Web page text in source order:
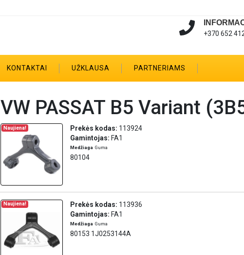
+370 652
KONTAKTAI UŽKLAUSA PARTNERIAMS
VW PASSAT B5 Variant
Naujiena! Prekės kodas: 113924
Gamintojas: FA1
Medžiaga Guma
80104
Naujiena! Prekės kodas: 113936
Gamintojas: FA1
Medžiaga Guma
80153 1J0253144A